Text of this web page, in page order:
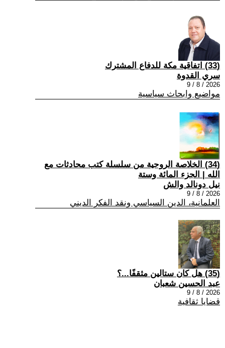
(33) اتفاقية مكة للدفاع المشترك
سري القدوة
2026 / 8 / 9
مواضيع وابحاث سياسية
(34) الخلاصة الروحية من سلسلة كتب محادثات مع
الله | الجزء المائة وستة
نيل دونالد والش
2026 / 8 / 9
العلمانية، الدين السياسي ونقد الفكر الديني
(35) هل كان ستالين مثقفًا...؟
عبد الحسين شعبان
2026 / 8 / 9
قضايا ثقافية